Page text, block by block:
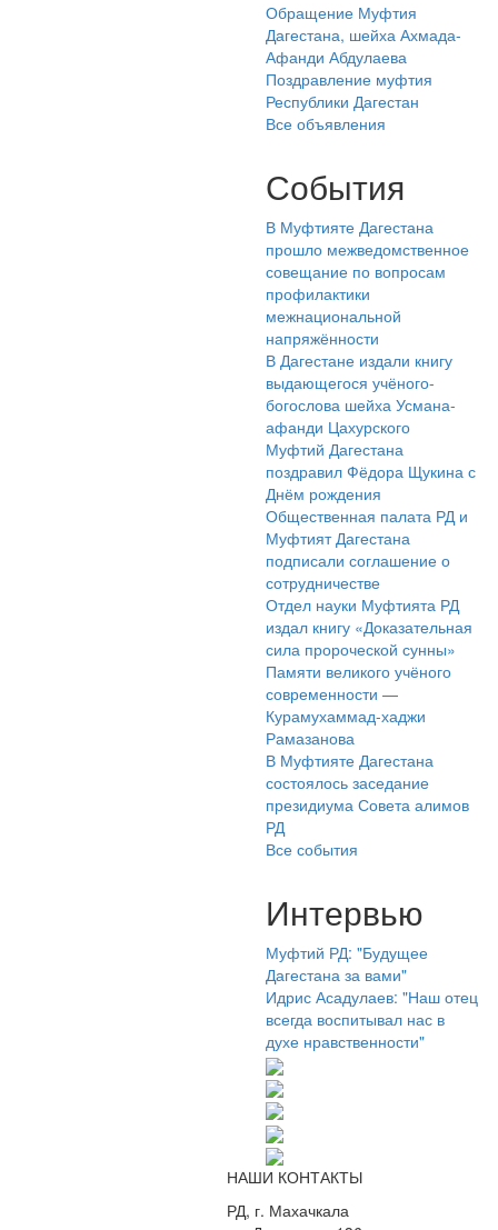
Обращение Муфтия
Дагестана, шейха Ахмада-
Афанди Абдулаева
Поздравление муфтия
Республики Дагестан
Все объявления
События
В Муфтияте Дагестана
прошло межведомственное
совещание по вопросам
профилактики
межнациональной
напряжённости
В Дагестане издали книгу
выдающегося учёного-
богослова шейха Усмана-
афанди Цахурского
Муфтий Дагестана
поздравил Фёдора Щукина с
Днём рождения
Общественная палата РД и
Муфтият Дагестана
подписали соглашение о
сотрудничестве
Отдел науки Муфтията РД
издал книгу «Доказательная
сила пророческой сунны»
Памяти великого учёного
современности —
Курамухаммад-хаджи
Рамазанова
В Муфтияте Дагестана
состоялось заседание
президиума Совета алимов
РД
Все события
Интервью
Муфтий РД: "Будущее
Дагестана за вами"
Идрис Асадулаев: "Наш отец
всегда воспитывал нас в
духе нравственности"
НАШИ КОНТАКТЫ
РД, г. Махачкала